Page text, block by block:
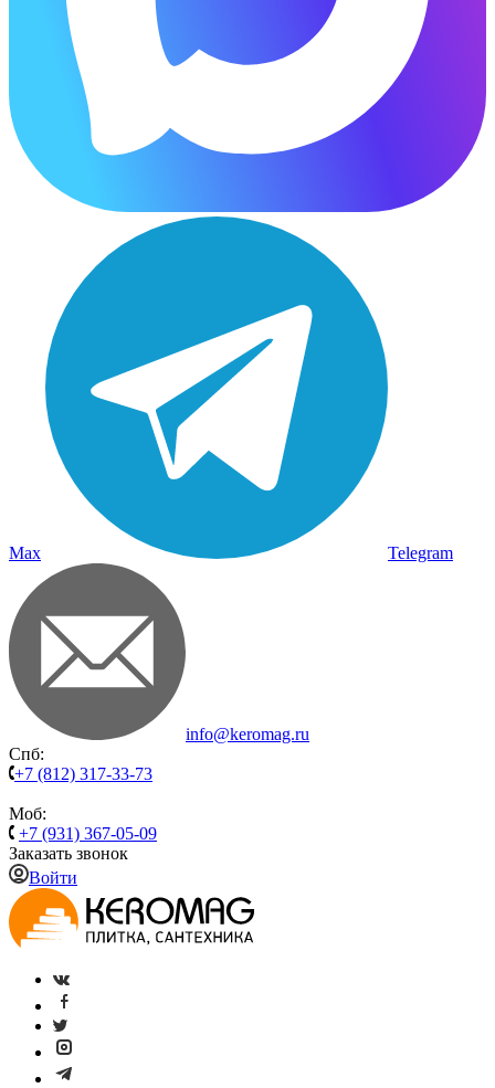
Max Telegram
info@keromag.ru
Спб:
+7 (812) 317-33-73
Моб:
+7 (931) 367-05-09
Заказать звонок
Войти